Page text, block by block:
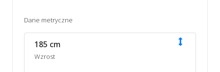
Dane metryczne
185 cm
Wzrost